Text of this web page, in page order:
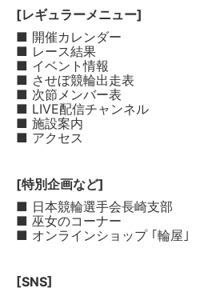
[レギュラーメニュー]
■ 開催カレンダー
■ レース結果
■ イベント情報
■ させぼ競輪出走表
■ 次節メンバー表
■ LIVE配信チャンネル
■ 施設案内
■ アクセス
[特別企画など]
■ 日本競輪選手会長崎支部
■ 巫女のコーナー
■ オンラインショップ ｢輪屋｣
[SNS]